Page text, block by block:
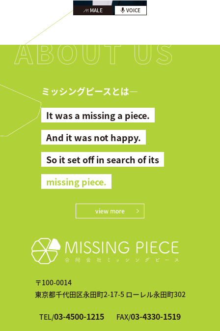
MALE VOICE
ミッシングピースとは―
It was a missing a piece.
And it was not happy.
So it set off in search of its
missing piece.
view more
〒100-0014
東京都千代田区永田町2-17-5 ローレル永田町302
TEL/03-4500-1215 FAX/03-4330-1519